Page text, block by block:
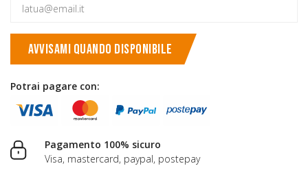
AVVISAMI QUANDO DISPONIBILE
Potrai pagare con:
Pagamento 100% sicuro
Visa, mastercard, paypal, postepay